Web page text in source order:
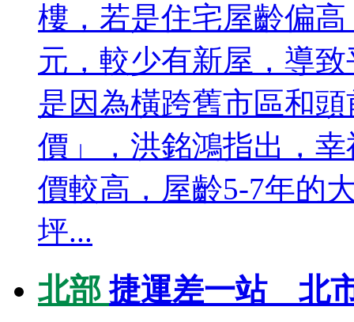
樓，若是住宅屋齡偏
元，較少有新屋，導
是因為橫跨舊市區和
價」，洪銘鴻指出，
價較高，屋齡5-7年的
坪...
北部捷運差一站 北